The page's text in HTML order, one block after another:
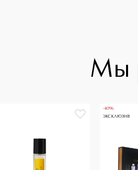
Мы
-40%
ЭКСКЛЮЗИВ